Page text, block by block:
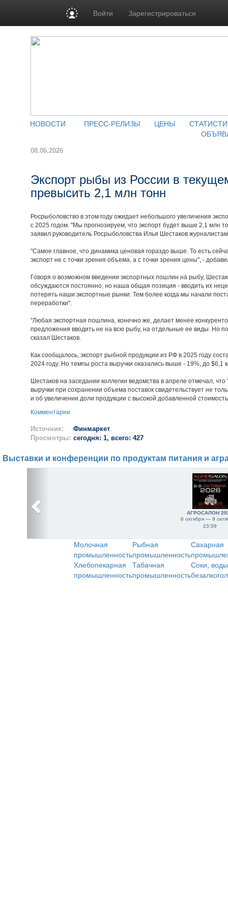
Войти Зарегистрироваться
НОВОСТИ ПРЕСС-РЕЛИЗЫ ЦЕНЫ
08.06.2026
Экспорт рыбы из России в
превысить 2,1 млн тонн
Росрыболовство в этом году ожидает небольшого увеличения
с 2025 годом. "Мы прогнозируем, что экспорт будет выше 2,1 млн
заявил руководитель Росрыболовства Илья Шестаков
"Самое главное, что динамика ценовая гораздо выше. То есть
экспорт не с точки зрения объема, а с точки зрения цены", -
Говоря о возможном введении экспортных пошлин на рыбу,
обсуждаются постоянно, но наша общая позиция - вводить их
потерять наши экспортные рынки. Тем более когда мы начали
переработки".
"Любая экспортная пошлина, конечно же, делает менее
предложения вводить не на всю рыбу, на отдельные ее виды. Но
сказал Шестаков.
Как сообщалось, экспорт рыбной продукции из РФ в 2025 году
2024 году. Но темпы роста выручки оказались выше - 19%, до $6,1
Шестаков на заседании коллегии ведомства в апреле отмечал,
выручки при сохранении объема поставок свидетельствует не
и об увеличении доли продукции с высокой добавленной
Комментарии
Источник:
Финмаркет
Просмотры: сегодня: 1, всего: 427
Выставки и конференции по продуктам питания и
АГРОСАЛОН
6 октября — 9
23:59
Молочная
промышленность
Рыбная
промышленность
Сахарная
Хлебопекарная
промышленность
Табачная
промышленность
Соки,